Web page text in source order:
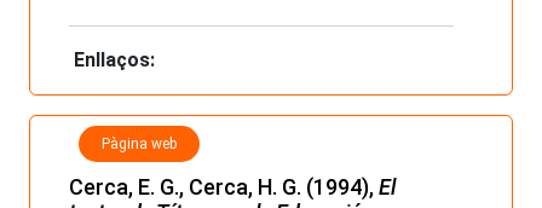
Enllaços:
Pàgina web
Cerca, E. G., Cerca, H. G. (1994),El